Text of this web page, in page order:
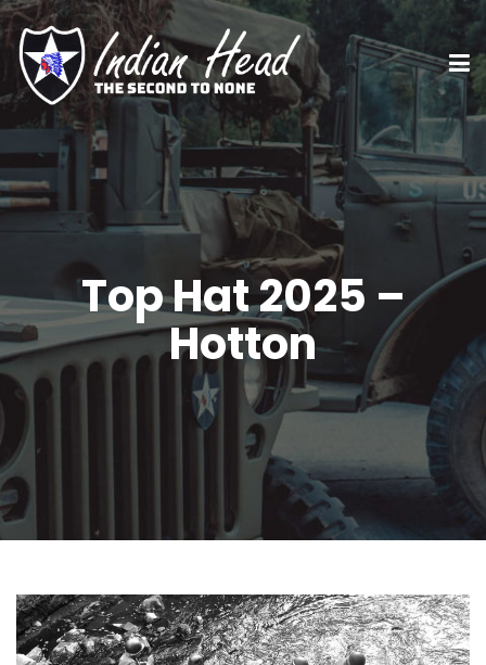
Top Hat 2025 –
Hotton